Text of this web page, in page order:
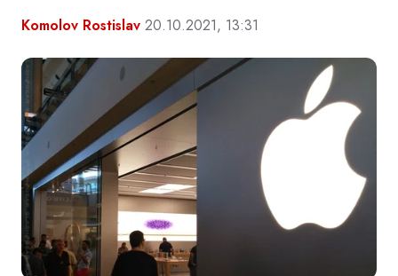
Komolov Rostislav 20.10.2021, 13:31